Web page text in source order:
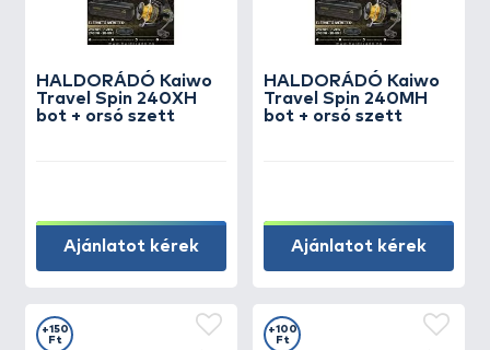
HALDORÁDÓ Kaiwo
Travel Spin 240XH
bot + orsó szett
Ajánlatot kérek
HALDORÁDÓ Kaiwo
Travel Spin 240MH
bot + orsó szett
Ajánlatot kérek
+150
Ft
+100
Ft